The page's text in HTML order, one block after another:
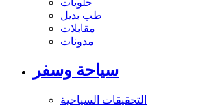
طب بديل
مقابلات
مدونات
سياحة وسفر
التحقيقات السياحية